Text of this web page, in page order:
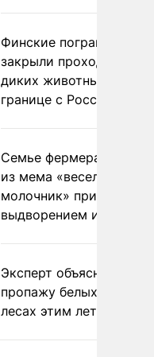
Финские пограничники
закрыли проходы для
диких животных на
границе с Россией
Семье фермера
из мема «веселый
молочник» пригрозили
выдворением из
Эксперт объяснил
пропажу белых грибов
лесах этим летом